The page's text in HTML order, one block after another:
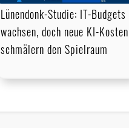
Lünendonk-Studie: IT-Budgets
wachsen, doch neue KI-Kosten
schmälern den Spielraum